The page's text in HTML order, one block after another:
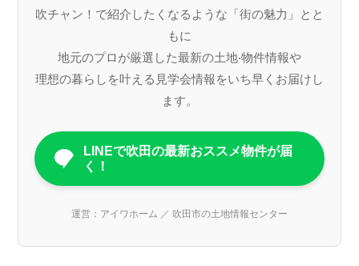
吹チャン！で紹介したくなるような「街の魅⼒」とと
もに
地元のプロが厳選した最新の⼟地‧物件情報や
理想の暮らしを叶える⾒学会情報をいち早くお届けし
ます。
LINEで吹田の最新おススメ物件が届
く！
運営：アイワホーム ／ 吹田市の土地情報センター